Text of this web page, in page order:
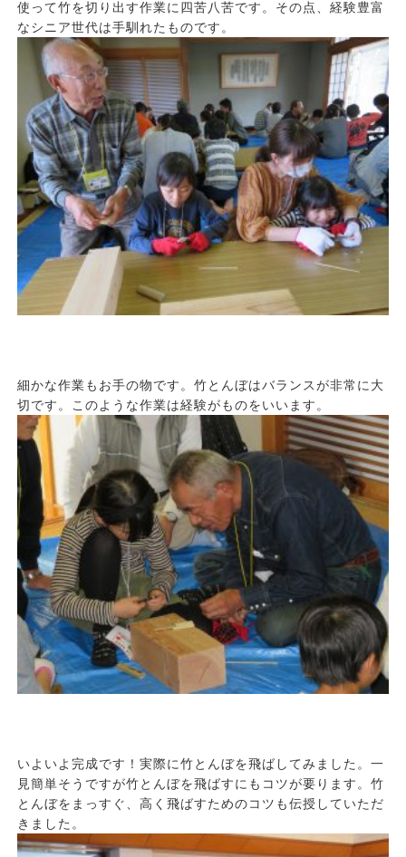
使って竹を切り出す作業に四苦八苦です。その点、経験豊富
なシニア世代は手馴れたものです。
細かな作業もお手の物です。竹とんぼはバランスが非常に大
切です。このような作業は経験がものをいいます。
いよいよ完成です！実際に竹とんぼを飛ばしてみました。一
見簡単そうですが竹とんぼを飛ばすにもコツが要ります。竹
とんぼをまっすぐ、高く飛ばすためのコツも伝授していただ
きました。